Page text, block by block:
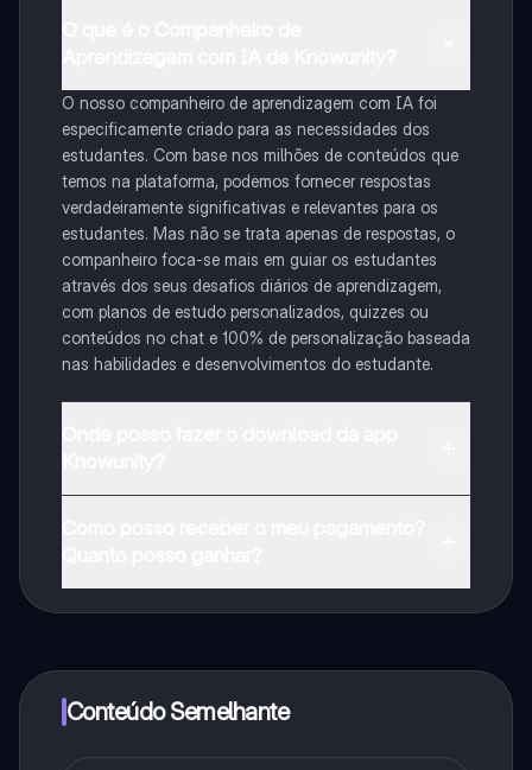
O nosso companheiro de aprendizagem com IA foi
especificamente criado para as necessidades dos
estudantes. Com base nos milhões de conteúdos que
temos na plataforma, podemos fornecer respostas
verdadeiramente significativas e relevantes para os
estudantes. Mas não se trata apenas de respostas, o
companheiro foca-se mais em guiar os estudantes
através dos seus desafios diários de aprendizagem,
com planos de estudo personalizados, quizzes ou
conteúdos no chat e 100% de personalização baseada
nas habilidades e desenvolvimentos do estudante.
Conteúdo Semelhante